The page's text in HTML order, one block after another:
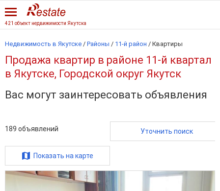
421 объект недвижимости Якутска
Недвижимость в Якутске / Районы / 11-й район / Квартиры
Продажа квартир в районе 11-й квартал
в Якутске, Городской округ Якутск
Вас могут заинтересовать объявления
189 объявлений Уточнить поиск
Показать на карте